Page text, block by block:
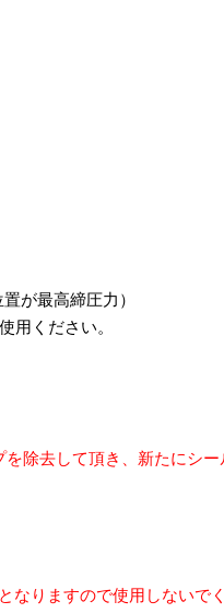
が最高締圧力）
用ください。
除去して頂き、新たにシー
りますので使用しないでく